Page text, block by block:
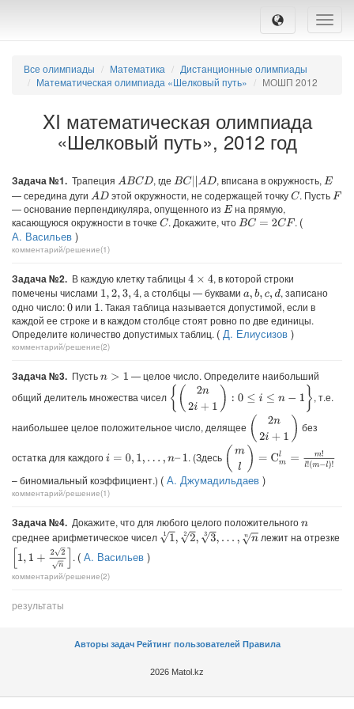
Toggle
Все олимпиады Математика
Дистанционные олимпиады
Математическая олимпиада «Шелковый путь»
МОШП 2012
XI математическая олимпиада
«Шелковый путь», 2012 год
Задача №1. Трапеция ABCD , где BC|| AD , вписана в окружность, E
— середина дуги AD этой окружности, не содержащей точкуC. ПустьF
— основание перпендикуляра, опущенного из E на прямую,
касающуюся окружности в точке C. Докажите, чтоBC= 2C F . (
А. Васильев )
комментарий/решение(1)
Задача №2. В каждую клетку таблицы 4 ×4
, в которой строки
помечены числами 1,2,3,4 , а столбцы — буквами a,b,c,d
, записано
одно число:0или 1. Такая таблица называется допустимой, если в
каждой ее строке и в каждом столбце стоят ровно по две единицы.
Определите количество допустимых таблиц. ( Д. Елиусизов )
комментарий/решение(2)
Задача №3. Пустьn> 1
— целое число. Определите наибольший
общий делитель множества чисел ( 2n +1): ≤i≤ −1 , т.е.
наибольшее целое положительное число, делящее (2 2i+1 без
остатка для каждогоi= 0, 1,.. ,n – 1 . (Здесь (ml)= C m!l
– биномиальный коэффициент.) ( А. Джумадильдаев )
комментарий/решение(1)
Задача №4. Докажите, что для любого целого положительногоn
среднее арифметическое чисел 11,2 2,33, …,nn
лежит на отрезке
1, + 2 ] . ( А. Васильев)
комментарий/решение(2)
результаты
Авторы задач Рейтинг пользователей Правила
2026 Matol.kz